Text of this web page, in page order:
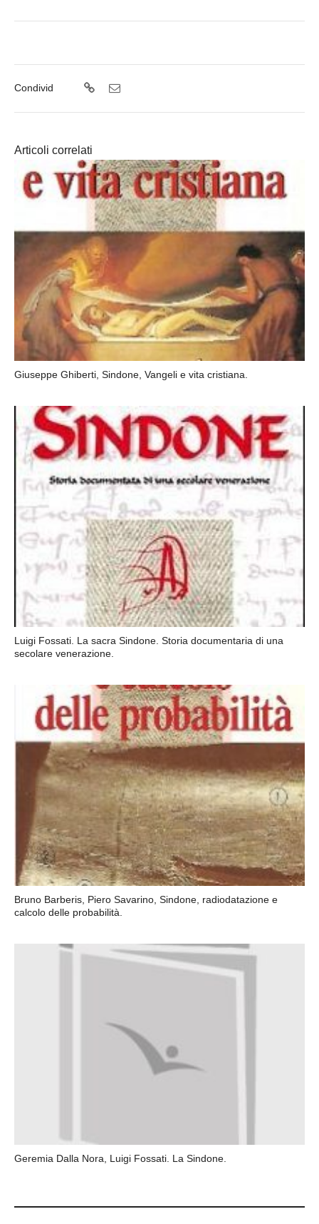
Condivid
Articoli correlati
Giuseppe Ghiberti, Sindone, Vangeli e vita cristiana.
Luigi Fossati. La sacra Sindone. Storia documentaria di una
secolare venerazione.
Bruno Barberis, Piero Savarino, Sindone, radiodatazione e
calcolo delle probabilità.
Geremia Dalla Nora, Luigi Fossati. La Sindone.